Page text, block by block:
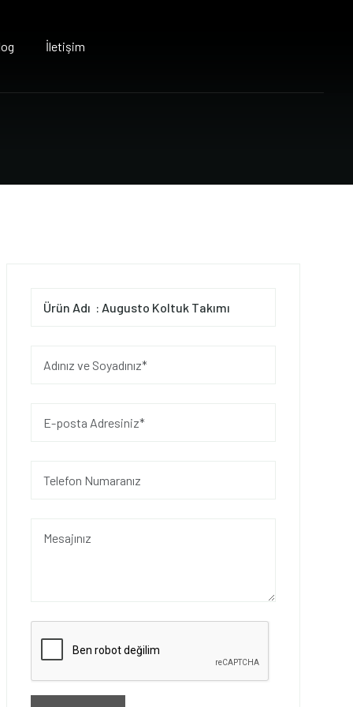
İletişim